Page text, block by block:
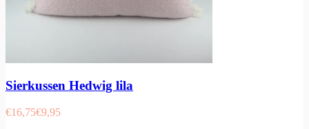
Sierkussen Hedwig lila
€16,75€9,95